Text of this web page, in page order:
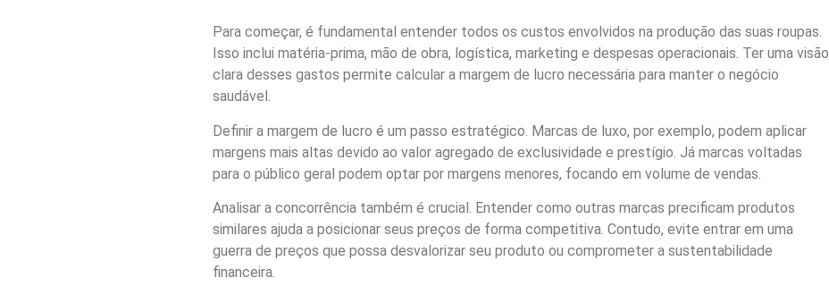
Para começar, é fundamental entender todos os custos envolvidos na produção das suas roupas.
Isso inclui matéria-prima, mão de obra, logística, marketing e despesas operacionais. Ter uma visão
clara desses gastos permite calcular a margem de lucro necessária para manter o negócio
saudável.
Definir a margem de lucro é um passo estratégico. Marcas de luxo, por exemplo, podem aplicar
margens mais altas devido ao valor agregado de exclusividade e prestígio. Já marcas voltadas
para o público geral podem optar por margens menores, focando em volume de vendas.
Analisar a concorrência também é crucial. Entender como outras marcas precificam produtos
similares ajuda a posicionar seus preços de forma competitiva. Contudo, evite entrar em uma
guerra de preços que possa desvalorizar seu produto ou comprometer a sustentabilidade
financeira.